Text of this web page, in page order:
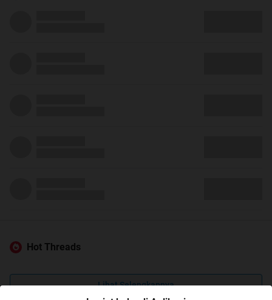
Hot Threads
Lihat Selengkapnya